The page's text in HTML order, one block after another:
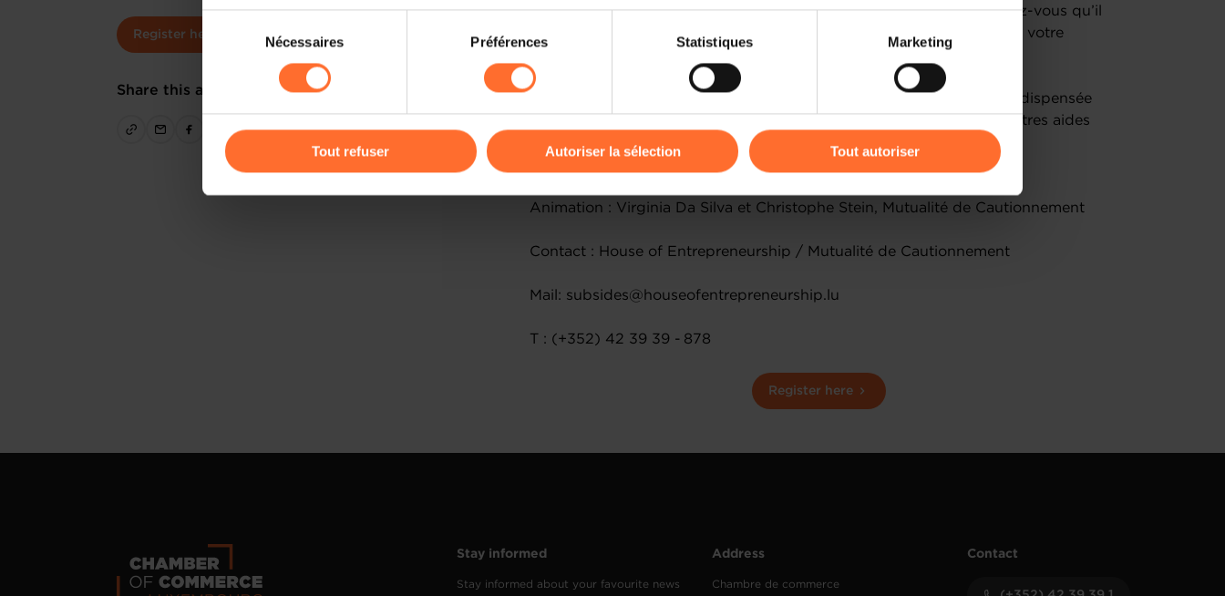
Il est précisé que la navigation sur le site et certaines fonctionnalités (ex : lecture de vidéos, partage sur les réseaux
sociaux, sauvegarde des préférences de lecture vidéo, personnalisation de l’affichage du site) peuvent être affectées en
cas de refus de tous les cookies ou des cookies non nécessaires.
gauche de chaque page.
Charte d’usage des cookieset notrePolitique de protection des données
Sélection
du
consentement
Nécessaires Préférences Statistiques Marketing
Tout refuser Autoriser la sélection Tout autoriser
Register here
Share this article
Que vous soyez un porteur de projet ou un entrepreneur établi, savez-vous qu’il
existe une multitude d’aides étatiques à votre disposition pour lancer votre
Ce workshop vise à vous expliquer en détail l’aide à l’investissement dispensée
par le Ministère de l’Economie ainsi qu’à vous donner un aperçu d’autres aides
disponibles, avec des orientations vers les organismes de contact
Animation : Virginia Da Silva et Christophe Stein, Mutualité de Cautionnement
Contact : House of Entrepreneurship / Mutualité de Cautionnement
Mail: subsides@houseofentrepreneurship.lu
T : (+352) 42 39 39 - 878
Register here
Stay informed
Stay informed about your favourite news
Address
Chambre de commerce
Contact